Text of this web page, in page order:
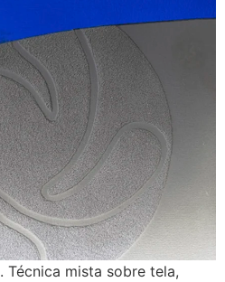
Técnica mista sobre tela,